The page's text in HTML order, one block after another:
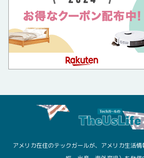
アメリカ在住のテックガールが、アメリカ生活